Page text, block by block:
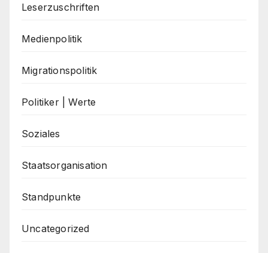
Leserzuschriften
Medienpolitik
Migrationspolitik
Politiker | Werte
Soziales
Staatsorganisation
Standpunkte
Uncategorized